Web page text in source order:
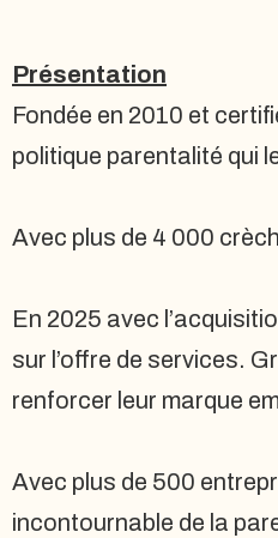
Présentation
Fondée en 2010 et
politique parentalité qui
Avec plus de 4 000
En 2025 avec
sur l’offre de services.
renforcer leur marque
Avec plus de 500
incontournable de la